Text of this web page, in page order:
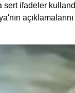
ifadeler